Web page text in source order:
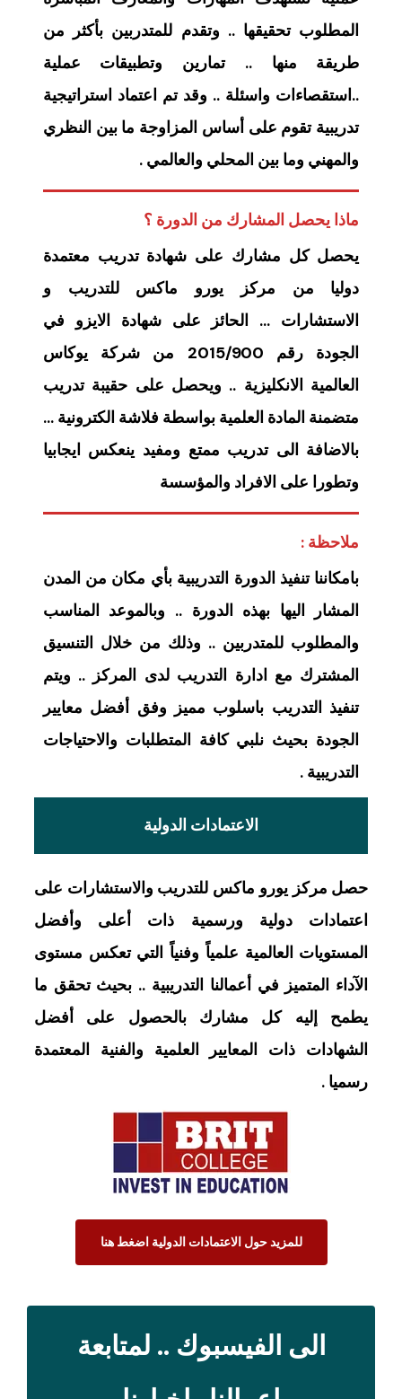
المطلوب تحقيقها .. وتقدم للمتدربين بأكثر من
طريقة منها .. تمارين وتطبيقات عملية
..استقصاءات واسئلة .. وقد تم اعتماد استراتيجية
تدريبية تقوم على أساس المزاوجة ما بين النظري
والمهني وما بين المحلي والعالمي .
ماذا يحصل المشارك من الدورة ؟
يحصل كل مشارك على شهادة تدريب معتمدة
دوليا من مركز يورو ماكس للتدريب و
الاستشارات … الحائز على شهادة الايزو في
الجودة رقم 2015/900 من شركة يوكاس
العالمية الانكليزية .. ويحصل على حقيبة تدريب
متضمنة المادة العلمية بواسطة فلاشة الكترونية …
بالاضافة الى تدريب ممتع ومفيد ينعكس ايجابيا
وتطورا على الافراد والمؤسسة
ملاحظة :
بامكاننا تنفيذ الدورة التدريبية بأي مكان من المدن
المشار اليها بهذه الدورة .. وبالموعد المناسب
والمطلوب للمتدربين .. وذلك من خلال التنسيق
المشترك مع ادارة التدريب لدى المركز .. ويتم
تنفيذ التدريب باسلوب مميز وفق أفضل معايير
الجودة بحيث نلبي كافة المتطلبات والاحتياجات
التدريبية .
الاعتمادات الدولية
حصل مركز يورو ماكس للتدريب والاستشارات على
اعتمادات دولية ورسمية ذات أعلى وأفضل
المستويات العالمية علمياً وفنياً التي تعكس مستوى
الآداء المتميز في أعمالنا التدريبية .. بحيث تحقق ما
يطمح إليه كل مشارك بالحصول على أفضل
الشهادات ذات المعايير العلمية والفنية المعتمدة
رسميا .
للمزيد حول الاعتمادات الدولية اضغط هنا
الى الفيسبوك .. لمتابعة